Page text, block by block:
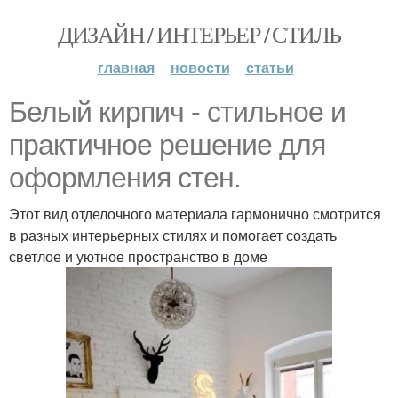
ДИЗАЙН / ИНТЕРЬЕР / СТИЛЬ
главная новости статьи
Белый кирпич - стильное и
практичное решение для
оформления стен.
Этот вид отделочного материала гармонично смотрится
в разных интерьерных стилях и помогает создать
светлое и уютное пространство в доме